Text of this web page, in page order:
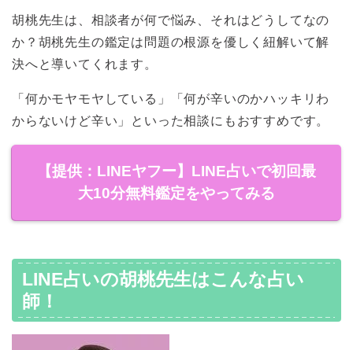
胡桃先生は、相談者が何で悩み、それはどうしてなの
か？胡桃先生の鑑定は問題の根源を優しく紐解いて解
決へと導いてくれます。
「何かモヤモヤしている」「何が辛いのかハッキリわ
からないけど辛い」といった相談にもおすすめです。
【提供：LINEヤフー】LINE占いで初回最
大10分無料鑑定をやってみる
LINE占いの胡桃先生はこんな占い
師！